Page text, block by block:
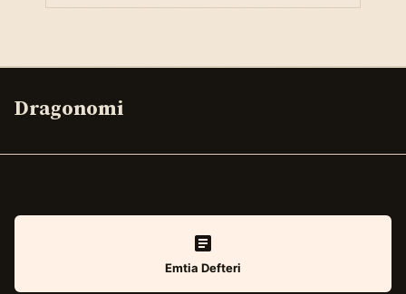
Dragonomi
Emtia Defteri